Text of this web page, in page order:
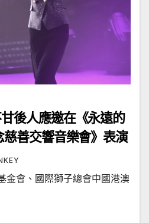
後人應邀在《永遠的
善交響音樂會》表演
金會、國際獅子總會中國港澳